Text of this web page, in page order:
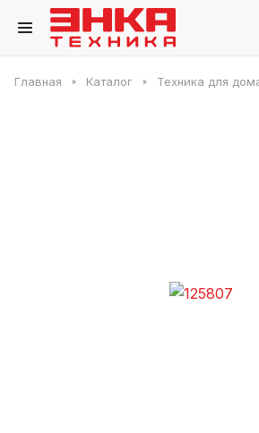
Главная Каталог Техника для